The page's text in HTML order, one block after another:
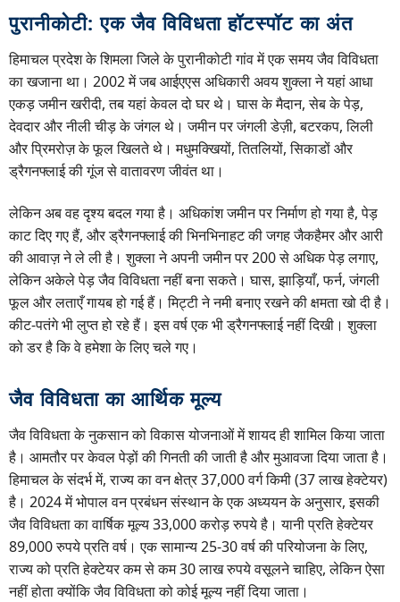
पुरानीकोटी: एक जैव विविधता हॉटस्पॉट का अंत
हिमाचल प्रदेश के शिमला जिले के पुरानीकोटी गांव में एक समय जैव विविधता
का खजाना था। 2002 में जब आईएएस अधिकारी अवय शुक्ला ने यहां आधा
एकड़ जमीन खरीदी, तब यहां केवल दो घर थे। घास के मैदान, सेब के पेड़,
देवदार और नीली चीड़ के जंगल थे। जमीन पर जंगली डेज़ी, बटरकप, लिली
और प्रिमरोज़ के फूल खिलते थे। मधुमक्खियों, तितलियों, सिकाडों और
ड्रैगनफ्लाई की गूंज से वातावरण जीवंत था।
लेकिन अब वह दृश्य बदल गया है। अधिकांश जमीन पर निर्माण हो गया है, पेड़
काट दिए गए हैं, और ड्रैगनफ्लाई की भिनभिनाहट की जगह जैकहैमर और आरी
की आवाज़ ने ले ली है। शुक्ला ने अपनी जमीन पर 200 से अधिक पेड़ लगाए,
लेकिन अकेले पेड़ जैव विविधता नहीं बना सकते। घास, झाड़ियाँ, फर्न, जंगली
फूल और लताएँ गायब हो गई हैं। मिट्टी ने नमी बनाए रखने की क्षमता खो दी है।
कीट-पतंगे भी लुप्त हो रहे हैं। इस वर्ष एक भी ड्रैगनफ्लाई नहीं दिखी। शुक्ला
को डर है कि वे हमेशा के लिए चले गए।
जैव विविधता का आर्थिक मूल्य
जैव विविधता के नुकसान को विकास योजनाओं में शायद ही शामिल किया जाता
है। आमतौर पर केवल पेड़ों की गिनती की जाती है और मुआवजा दिया जाता है।
हिमाचल के संदर्भ में, राज्य का वन क्षेत्र 37,000 वर्ग किमी (37 लाख हेक्टेयर)
है। 2024 में भोपाल वन प्रबंधन संस्थान के एक अध्ययन के अनुसार, इसकी
जैव विविधता का वार्षिक मूल्य 33,000 करोड़ रुपये है। यानी प्रति हेक्टेयर
89,000 रुपये प्रति वर्ष। एक सामान्य 25-30 वर्ष की परियोजना के लिए,
राज्य को प्रति हेक्टेयर कम से कम 30 लाख रुपये वसूलने चाहिए, लेकिन ऐसा
नहीं होता क्योंकि जैव विविधता को कोई मूल्य नहीं दिया जाता।